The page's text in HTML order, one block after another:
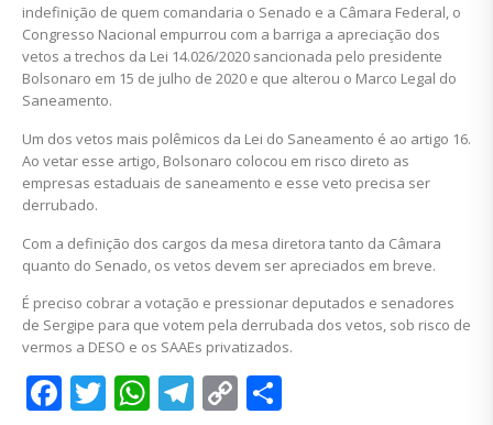
indefinição de quem comandaria o Senado e a Câmara Federal, o
Congresso Nacional empurrou com a barriga a apreciação dos
vetos a trechos da Lei 14.026/2020 sancionada pelo presidente
Bolsonaro em 15 de julho de 2020 e que alterou o Marco Legal do
Saneamento.
Um dos vetos mais polêmicos da Lei do Saneamento é ao artigo 16.
Ao vetar esse artigo, Bolsonaro colocou em risco direto as
empresas estaduais de saneamento e esse veto precisa ser
derrubado.
Com a definição dos cargos da mesa diretora tanto da Câmara
quanto do Senado, os vetos devem ser apreciados em breve.
É preciso cobrar a votação e pressionar deputados e senadores
de Sergipe para que votem pela derrubada dos vetos, sob risco de
vermos a DESO e os SAAEs privatizados.
Facebook
Twitter
WhatsApp
Telegram
Copy